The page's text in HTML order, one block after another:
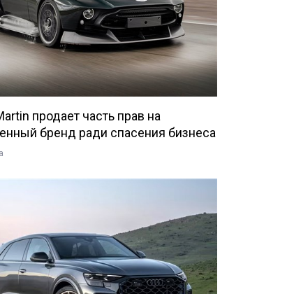
продает часть прав на
бренд ради спасения бизнеса